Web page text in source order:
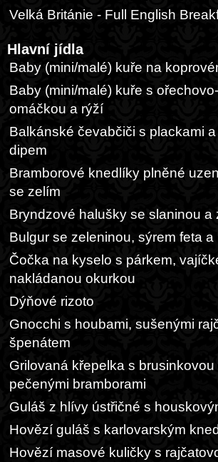
Velká Británie - Full English
Hlavní jídla
Baby (mini/malé) kuře na
Baby (mini/malé) kuře s
omáčkou a rýží
Balkánské čevabčiči s plackami
dipem
Bramborové knedlíky plněné
se zelím
Bryndzové halušky se slaninou a
Bulgur se zeleninou, sýrem feta a
Čočka na kyselo s párkem,
nakládanou okurkou
Dýňové rizoto
Gnocchi s houbami, sušenými
špenátem
Grilovaná křepelka s
pečenými bramborami
Guláš z hlívy ústřičné s
Hovězí guláš s karlovarským
Hovězí masové kuličky s